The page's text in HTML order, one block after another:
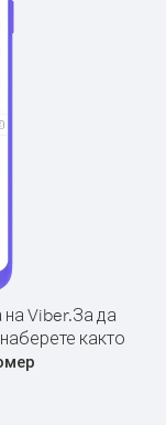
Viber.За да
както